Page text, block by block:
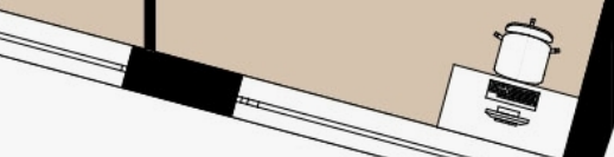
р-н
Проєктування